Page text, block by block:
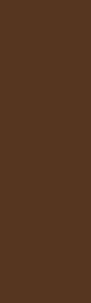
些公案故事
尚大慈大
，我們學習
以現在講經
；但是你會
不到經典的
因為你沒有
有接受這樣
不要擔憂如
就沒得聽
，你說現在
的戒律道
是戒律上允
他為女眾
為女眾說
染動感情
起碼要自己
送東西來，
常法師。
他的徒弟如
鐘，就要去
，現在幾分
零一分（我
比如說，他
木魚的，我
錶，時間沒
差，四點